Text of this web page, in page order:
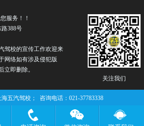
关注我们
服务！！
388号
驾校的宣传工作欢迎来
网络如有涉及侵犯版
立即删除。
五汽驾校； 咨询电话：021-37783338